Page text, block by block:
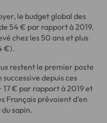
le budget global des
54 € par rapport à 2019.
chez les 50 ans et plus
€).
restent le premier poste
depuis ces
17 € par rapport à 2019 et
Français prévoient d’en
sapin.